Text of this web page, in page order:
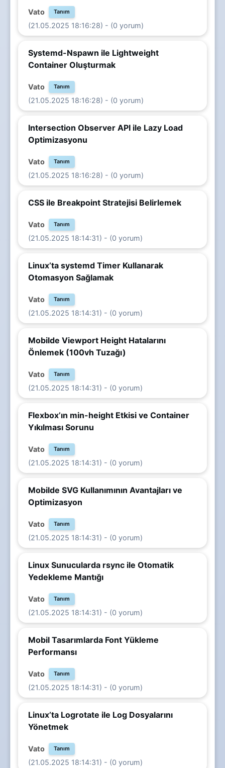
Vato Tanım
(21.05.2025 18:16:28) - (0 yorum)
Systemd-Nspawn ile Lightweight
Container Oluşturmak
Vato Tanım
(21.05.2025 18:16:28) - (0 yorum)
Intersection Observer API ile Lazy Load
Optimizasyonu
Vato Tanım
(21.05.2025 18:16:28) - (0 yorum)
CSS ile Breakpoint Stratejisi Belirlemek
Vato Tanım
(21.05.2025 18:14:31) - (0 yorum)
Linux’ta systemd Timer Kullanarak
Otomasyon Sağlamak
Vato Tanım
(21.05.2025 18:14:31) - (0 yorum)
Mobilde Viewport Height Hatalarını
Önlemek (100vh Tuzağı)
Vato Tanım
(21.05.2025 18:14:31) - (0 yorum)
Flexbox’ın min-height Etkisi ve Container
Yıkılması Sorunu
Vato Tanım
(21.05.2025 18:14:31) - (0 yorum)
Mobilde SVG Kullanımının Avantajları ve
Optimizasyon
Vato Tanım
(21.05.2025 18:14:31) - (0 yorum)
Linux Sunucularda rsync ile Otomatik
Yedekleme Mantığı
Vato Tanım
(21.05.2025 18:14:31) - (0 yorum)
Mobil Tasarımlarda Font Yükleme
Performansı
Vato Tanım
(21.05.2025 18:14:31) - (0 yorum)
Linux’ta Logrotate ile Log Dosyalarını
Yönetmek
Vato Tanım
(21.05.2025 18:14:31) - (0 yorum)